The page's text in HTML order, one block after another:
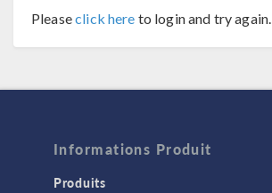
Pleaseclick here to login and try again.
Informations Produit
Produits